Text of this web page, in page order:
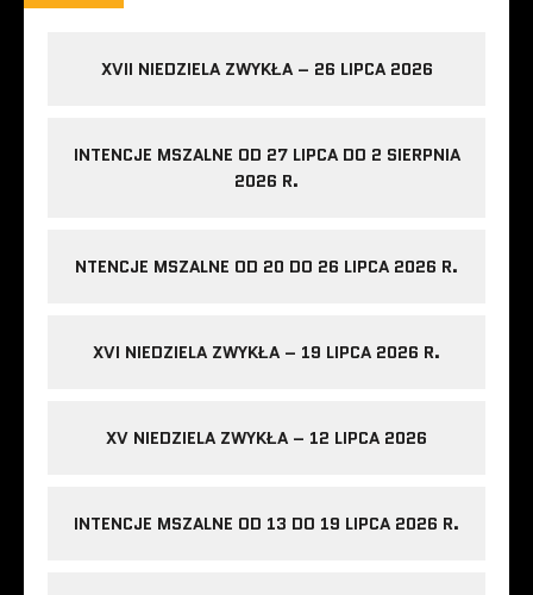
XVII NIEDZIELA ZWYKŁA – 26 LIPCA 2026
INTENCJE MSZALNE OD 27 LIPCA DO 2 SIERPNIA
2026 R.
NTENCJE MSZALNE OD 20 DO 26 LIPCA 2026 R.
XVI NIEDZIELA ZWYKŁA – 19 LIPCA 2026 R.
XV NIEDZIELA ZWYKŁA – 12 LIPCA 2026
INTENCJE MSZALNE OD 13 DO 19 LIPCA 2026 R.